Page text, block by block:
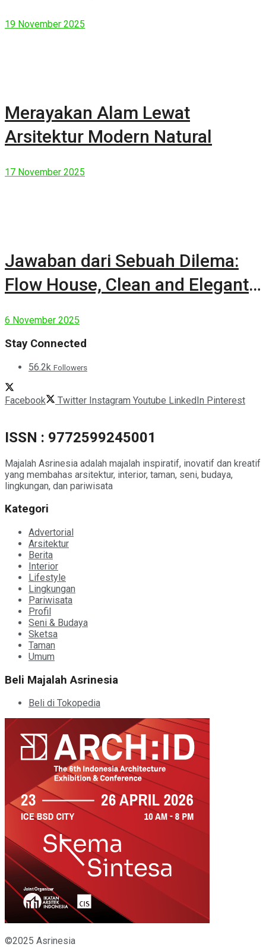
19 November 2025
Merayakan Alam Lewat
Arsitektur Modern Natural
17 November 2025
Jawaban dari Sebuah Dilema:
Flow House, Clean and Elegant
6 November 2025
Stay Connected
56.2k Followers
Facebook Twitter Instagram Youtube LinkedIn Pinterest
ISSN : 9772599245001
Majalah Asrinesia adalah majalah inspiratif, inovatif dan kreatif
yang membahas arsitektur, interior, taman, seni, budaya,
lingkungan, dan pariwisata
Kategori
Advertorial
Arsitektur
Berita
Interior
Lifestyle
Lingkungan
Pariwisata
Profil
Seni & Budaya
Sketsa
Taman
Umum
Beli Majalah Asrinesia
Beli di Tokopedia
©2025 Asrinesia